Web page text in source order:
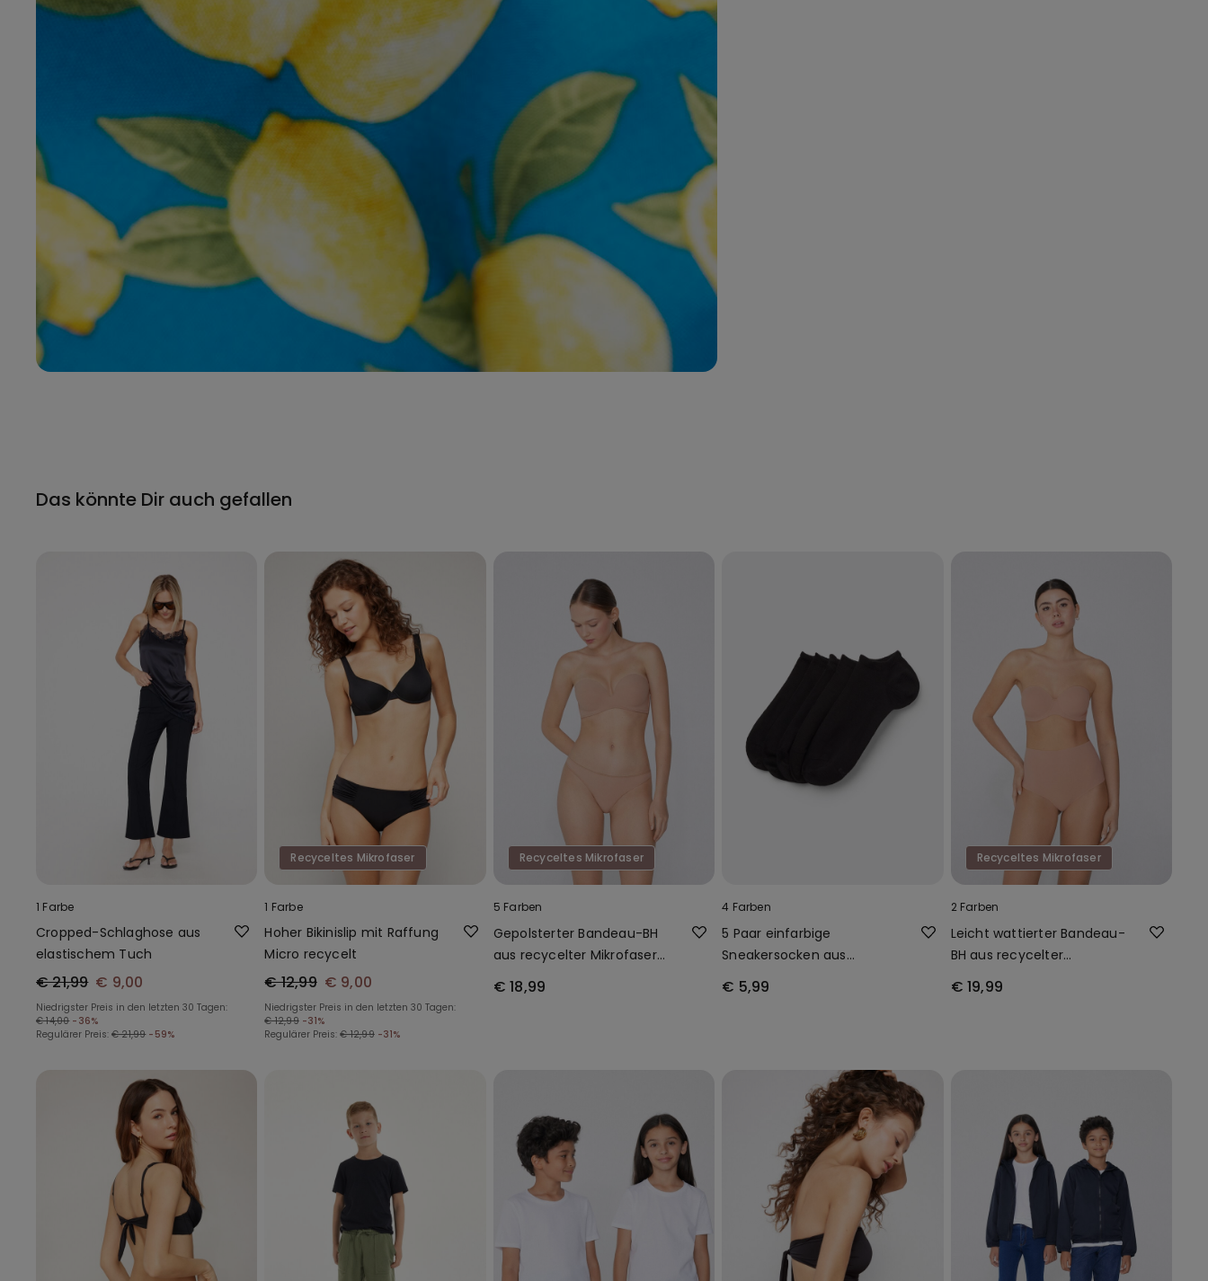
Das könnte Dir auch gefallen
1 Farbe
Cropped-Schlaghose aus
elastischem Tuch
€ 21,99 € 9,00
Niedrigster Preis in den letzten 30 Tagen:
€ 14,00 -36%
Regulärer Preis: € 21,99 -59%
Recyceltes Mikrofaser
1 Farbe
Hoher Bikinislip mit Raffung
Micro recycelt
€ 12,99 € 9,00
Niedrigster Preis in den letzten 30 Tagen:
€ 12,99 -31%
Regulärer Preis:€ 12,99 -31%
Recyceltes Mikrofaser
5 Farben
Gepolsterter Bandeau-BH
aus recycelter Mikrofaser
€ 18,99
4 Farben
5 Paar einfarbige
Sneakersocken aus
€ 5,99
Recyceltes Mikrofaser
2 Farben
Leicht wattierter Bandeau-
BH aus recycelter
€ 19,99